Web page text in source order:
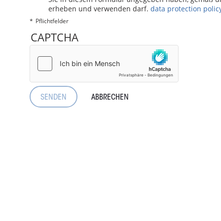
erheben und verwenden darf. data protection
Pflichtfelder
CAPTCHA
ABBRECHEN